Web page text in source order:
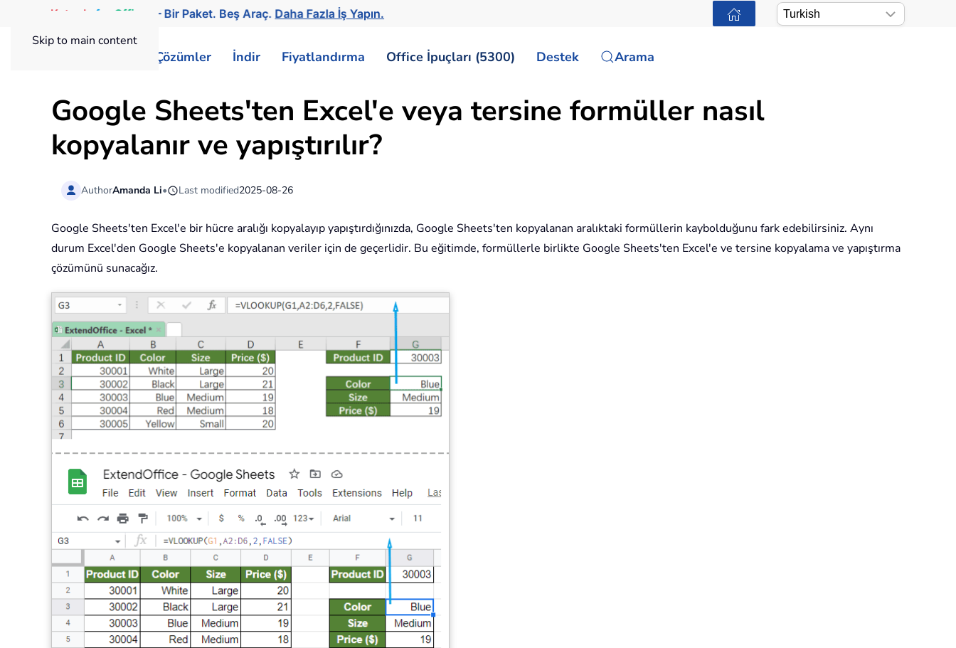
Skip to main content
Kutools for Office — Bir Paket. Beş Araç.Daha Fazla İş Yapın.
Çözümler İndir Fiyatlandırma Office İpuçları (5300) Destek Arama
Google Sheets'ten Excel'e veya tersine formüller nasıl
kopyalanır ve yapıştırılır?
AuthorAmanda Li• Last modified2025-08-26
Google Sheets'ten Excel'e bir hücre aralığı kopyalayıp yapıştırdığınızda, Google Sheets'ten kopyalanan aralıktaki formüllerin kaybolduğunu fark edebilirsiniz. Aynı
durum Excel'den Google Sheets'e kopyalanan veriler için de geçerlidir. Bu eğitimde, formüllerle birlikte Google Sheets'ten Excel'e ve tersine kopyalama ve yapıştırma
çözümünü sunacağız.